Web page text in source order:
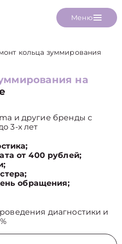
Меню
кольца зуммирования
на
и другие бренды с
3-х лет
от 400 рублей;
обращения;
диагностики и